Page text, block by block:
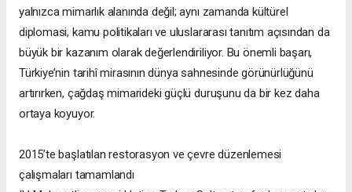
yalnızca mimarlık alanında değil; aynı zamanda kültürel
diplomasi, kamu politikaları ve uluslararası tanıtım açısından da
büyük bir kazanım olarak değerlendiriliyor. Bu önemli başarı,
Türkiye’nin tarihî mirasının dünya sahnesinde görünürlüğünü
artırırken, çağdaş mimarideki güçlü duruşunu da bir kez daha
ortaya koyuyor.
2015’te başlatılan restorasyon ve çevre düzenlemesi
çalışmaları tamamlandı